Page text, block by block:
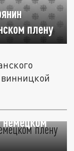
плену
немецком